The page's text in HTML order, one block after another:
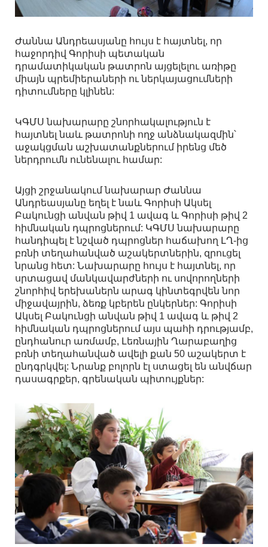
Ժաննա Անդրեասյանը հույս է հայտնել, որ
հաջորդիվ Գորիսի պետական
դրամատիկական թատրոն այցելելու առիթը
միայն պրեմիերաների ու ներկայացումների
դիտումները կլինեն:
ԿԳՄՍ նախարարը շնորհակալություն է
հայտնել նաև թատրոնի ողջ անձնակազմին՝
աջակցման աշխատանքներում իրենց մեծ
ներդրումն ունենալու համար:
Այցի շրջանակում նախարար Ժաննա
Անդրեասյանը եղել է նաև Գորիսի Ակսել
Բակունցի անվան թիվ 1 ավագ և Գորիսի թիվ 2
հիմնական դպրոցներում: ԿԳՄՍ նախարարը
հանդիպել է նշված դպրոցներ հաճախող ԼՂ-ից
բռնի տեղահանված աշակերտներին, զրուցել
նրանց հետ: Նախարարը հույս է հայտնել, որ
սրտացավ մանկավարժների ու սովորողների
շնորհիվ երեխաներն արագ կինտեգրվեն նոր
միջավայրին, ձեռք կբերեն ընկերներ: Գորիսի
Ակսել Բակունցի անվան թիվ 1 ավագ և թիվ 2
հիմնական դպրոցներում այս պահի դրությամբ,
ընդհանուր առմամբ, Լեռնային Ղարաբաղից
բռնի տեղահանված ավելի քան 50 աշակերտ է
ընդգրկվել: Նրանք բոլորն էլ ստացել են անվճար
դասագրքեր, գրենական պիտույքներ: